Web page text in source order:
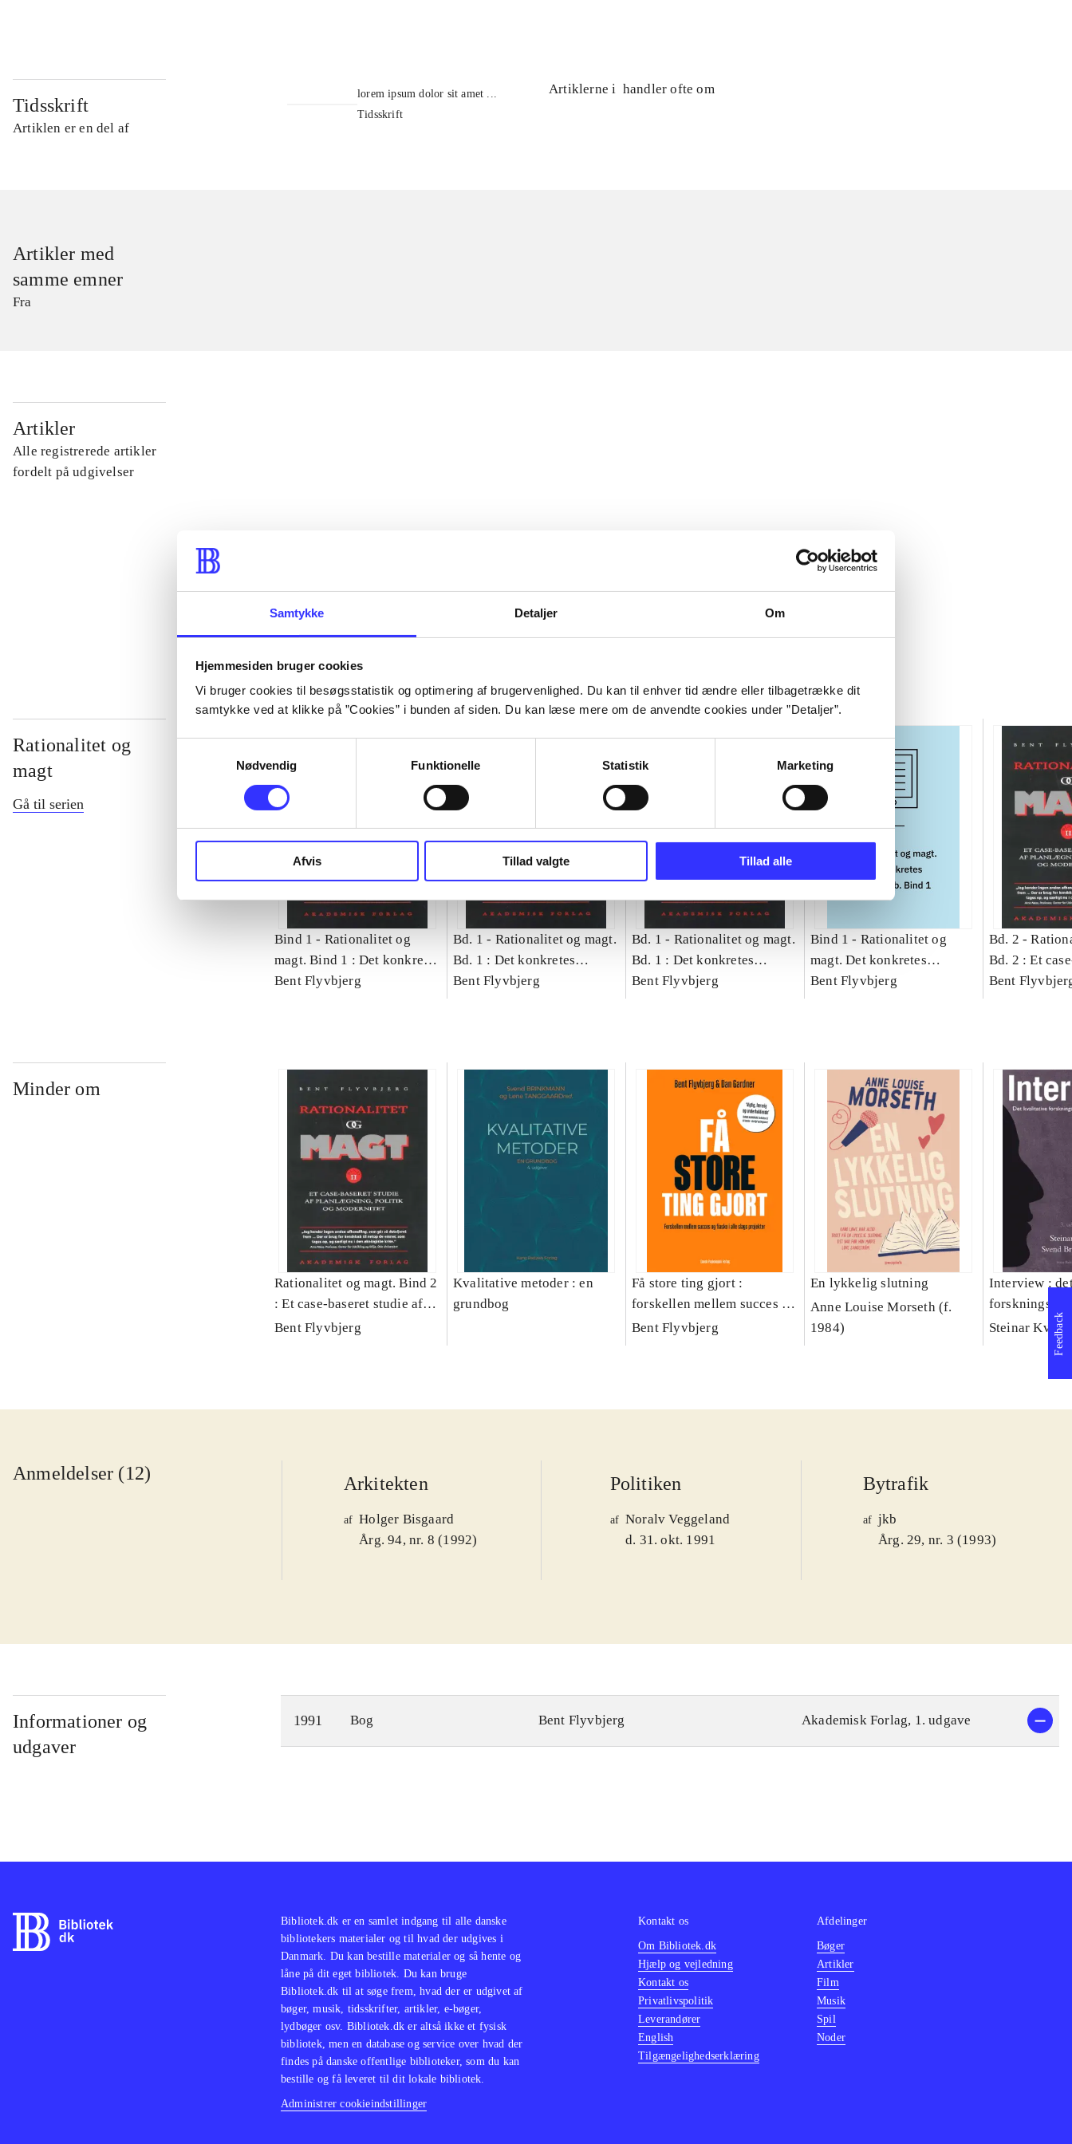
Samtykke Detaljer Om
Hjemmesiden bruger cookies
Vi bruger cookies til besøgsstatistik og optimering af brugervenlighed. Du kan til enhver tid ændre eller tilbagetrække dit
samtykke ved at klikke på ”Cookies” i bunden af siden. Du kan læse mere om de anvendte cookies under ”Detaljer”.
Nødvendig
Funktionelle Statistik Marketing
Afvis Tillad valgte Tillad alle
Tidsskrift
Artiklen er en del af
lorem ipsum dolor sit amet ...
Tidsskrift
Artiklerne i handler ofte om
Artikler med
samme emner
Fra
Artikler
Alle registrerede artikler
fordelt på udgivelser
Rationalitet og
magt
Gå til serien
Bind 1 - Rationalitet og
magt. Bind 1 : Det konkretes
videnskab
Bent Flyvbjerg
Bd. 1 - Rationalitet og magt.
Bd. 1 : Det konkretes
videnskab
Bent Flyvbjerg
Bd. 1 - Rationalitet og magt.
Bd. 1 : Det konkretes
videnskab
Bent Flyvbjerg
Bind 1 - Rationalitet og
magt. Det konkretes
videnskab. Bind 1
Bent Flyvbjerg
Bd. 2 -
Bd. 2 : Et
studie af
Bent
Minder om
Rationalitet og magt. Bind 2
: Et case-baseret studie af
planlægning, politik og
Bent Flyvbjerg
Kvalitative metoder : en
grundbog
Få store ting gjort :
forskellen mellem succes og
fiasko i alle slags projekter
Bent Flyvbjerg
En lykkelig slutning
Anne Louise Morseth (f.
1984)
Interview :
håndværk
Steinar Kvale
Anmeldelser (12) Arkitekten
af Holger Bisgaard
Årg. 94, nr. 8 (1992)
Politiken
af Noralv Veggeland
d. 31. okt. 1991
Bytrafik
af jkb
Årg. 29, nr. 3 (1993)
Informationer og
udgaver
1991 Bog Bent Flyvbjerg Akademisk Forlag, 1. udgave
Feedback
Bibliotek.dk er en samlet indgang til alle danske
bibliotekers materialer og til hvad der udgives i
Danmark. Du kan bestille materialer og så hente og
låne på dit eget bibliotek. Du kan bruge
Bibliotek.dk til at søge frem, hvad der er udgivet af
bøger, musik, tidsskrifter, artikler, e-bøger,
lydbøger osv. Bibliotek.dk er altså ikke et fysisk
bibliotek, men en database og service over hvad der
findes på danske offentlige biblioteker, som du kan
bestille og få leveret til dit lokale bibliotek.
Administrer cookieindstillinger
Kontakt os
Om Bibliotek.dk
Hjælp og vejledning
Kontakt os
Privatlivspolitik
Leverandører
English
Tilgængelighedserklæring
Afdelinger
Bøger
Artikler
Film
Musik
Spil
Noder